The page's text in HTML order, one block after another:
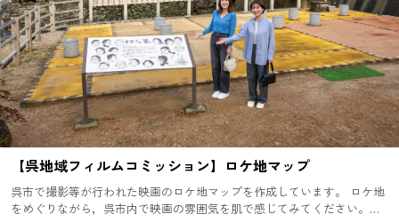
【呉地域フィルムコミッション】ロケ地マップ
呉市で撮影等が行われた映画のロケ地マップを作成しています。 ロケ地
をめぐりながら，呉市内で映画の雰囲気を肌で感じてみてください。